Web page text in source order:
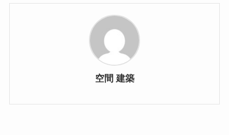
空間 建築